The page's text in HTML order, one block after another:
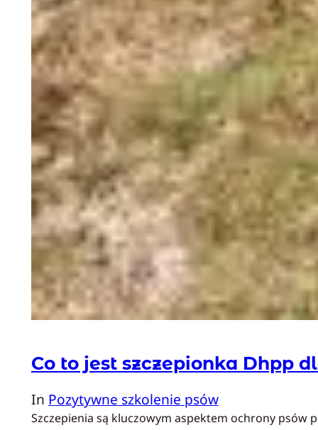
Co to jest szczepionka Dhpp
In Pozytywne szkolenie psów
Szczepienia są kluczowym aspektem ochrony psów